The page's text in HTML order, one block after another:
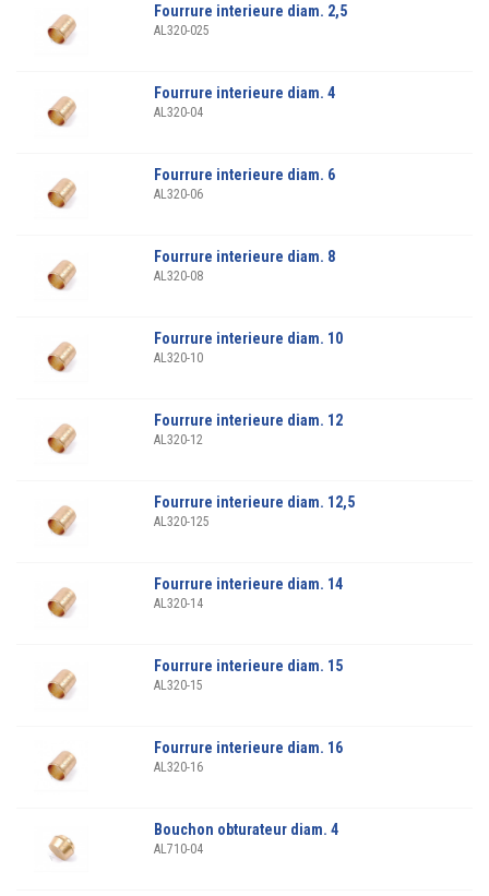
Fourrure interieure diam. 2,5
AL320-025
Fourrure interieure diam. 4
AL320-04
Fourrure interieure diam. 6
AL320-06
Fourrure interieure diam. 8
AL320-08
Fourrure interieure diam. 10
AL320-10
Fourrure interieure diam. 12
AL320-12
Fourrure interieure diam. 12,5
AL320-125
Fourrure interieure diam. 14
AL320-14
Fourrure interieure diam. 15
AL320-15
Fourrure interieure diam. 16
AL320-16
Bouchon obturateur diam. 4
AL710-04